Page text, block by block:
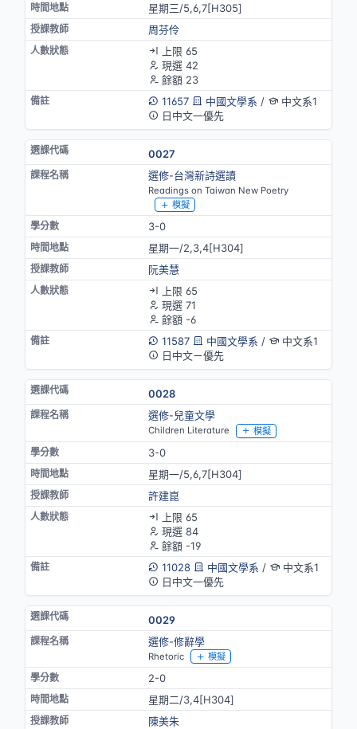
星期三/5,6,7[H305]
周芬伶
上限 65
現選 42
餘額 23
11657
中國文學系 /
中文系1
日中文一優先
0027
選修-台灣新詩選讀
Readings on Taiwan New Poetry
模擬
3-0
星期一/2,3,4[H304]
阮美慧
上限 65
現選 71
餘額 -6
11587
中國文學系 /
中文系1
日中文ㄧ優先
0028
選修-兒童文學
Children Literature 模擬
3-0
星期一/5,6,7[H304]
許建崑
上限 65
現選 84
餘額 -19
11028
中國文學系 /
中文系1
日中文一優先
0029
選修-修辭學
Rhetoric 模擬
2-0
星期二/3,4[H304]
陳美朱